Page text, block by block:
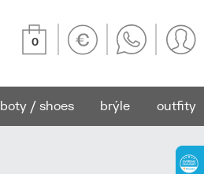
0
boty / shoes brýle outfity